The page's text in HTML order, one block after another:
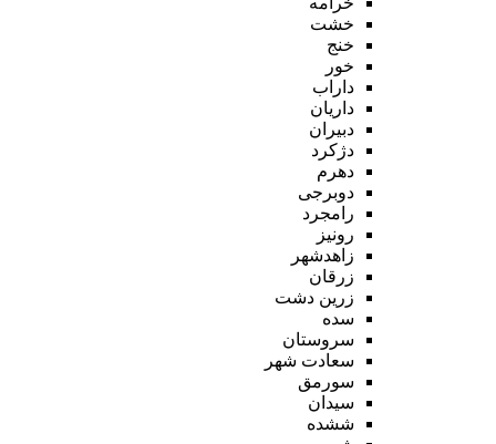
خشت
خنج
خور
داراب
داریان
دبیران
دژکرد
دهرم
دوبرجی
رامجرد
رونیز
زاهدشهر
زرقان
زرین دشت
سده
سروستان
سعادت شهر
سورمق
سیدان
ششده